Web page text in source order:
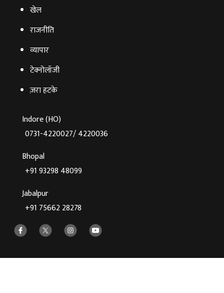
खेल
राजनीति
व्‍यापार
टेक्‍नोलॉजी
ज़रा हटके
Indore (HO)
0731-4220027/ 4220036
Bhopal
+91 93298 48099
Jabalpur
+91 75662 28278